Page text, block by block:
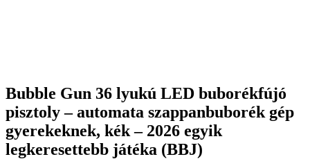
Bubble Gun 36 lyukú LED buborékfújó
pisztoly – automata szappanbuborék gép
gyerekeknek, kék – 2026 egyik
legkeresettebb játéka (BBJ)